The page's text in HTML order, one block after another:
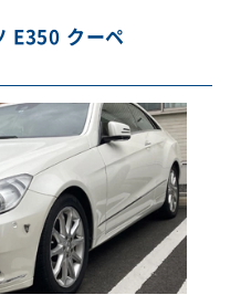
E350 クーペ